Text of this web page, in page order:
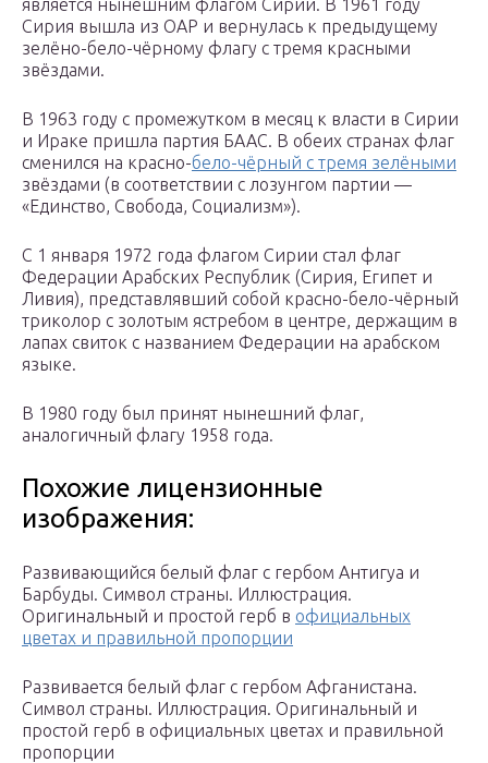
является нынешним флагом Сирии. В 1961 году
Сирия вышла из ОАР и вернулась к предыдущему
зелёно-бело-чёрному флагу с тремя красными
звёздами.
В 1963 году с промежутком в месяц к власти в Сирии
и Ираке пришла партия БААС. В обеих странах флаг
сменился на красно-бело-чёрный с тремя зелёными
звёздами (в соответствии с лозунгом партии —
«Единство, Свобода, Социализм»).
С 1 января 1972 года флагом Сирии стал флаг
Федерации Арабских Республик (Сирия, Египет и
Ливия), представлявший собой красно-бело-чёрный
триколор с золотым ястребом в центре, держащим в
лапах свиток с названием Федерации на арабском
языке.
В 1980 году был принят нынешний флаг,
аналогичный флагу 1958 года.
Похожие лицензионные
изображения:
Развивающийся белый флаг с гербом Антигуа и
Барбуды. Символ страны. Иллюстрация.
Оригинальный и простой герб в официальных
цветах и правильной пропорции
Развивается белый флаг с гербом Афганистана.
Символ страны. Иллюстрация. Оригинальный и
простой герб в официальных цветах и правильной
пропорции